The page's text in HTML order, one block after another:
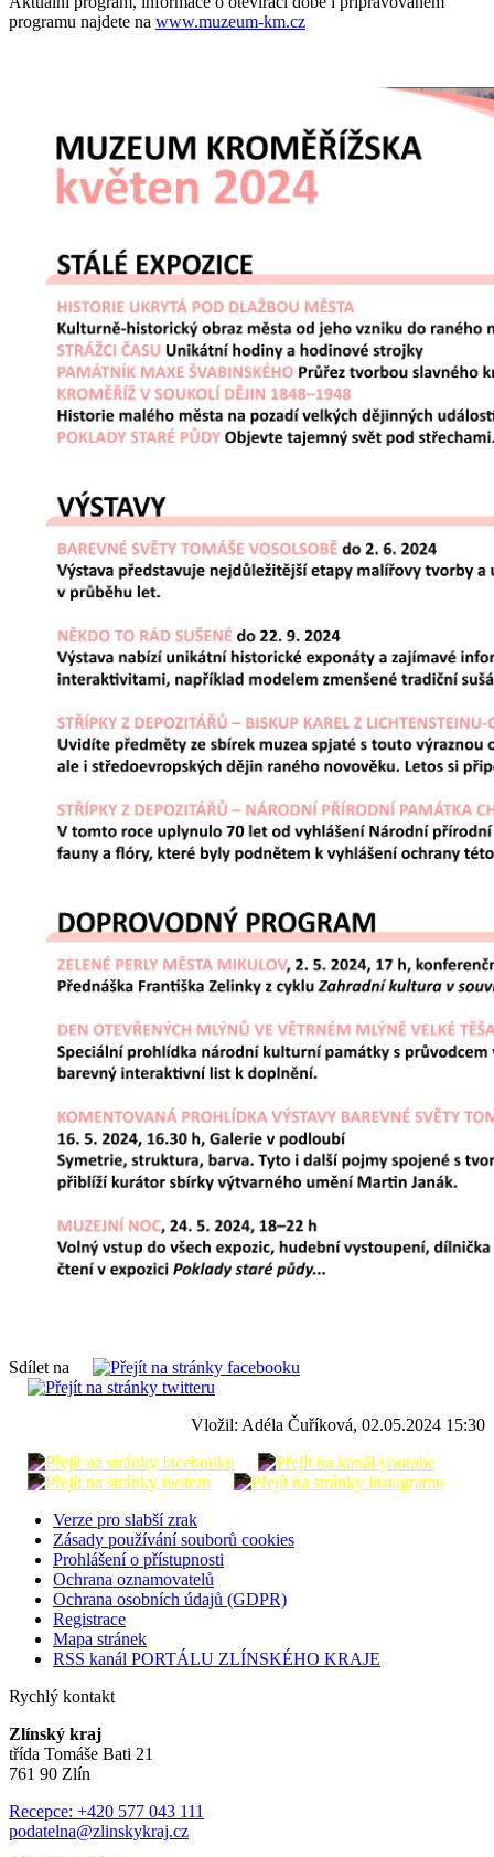
programu najdete na www.muzeum-km.cz
Sdílet na
Vložil: Adéla Čuříková, 02.05.2024 15:30
Verze pro slabší zrak
Zásady používání souborů cookies
Prohlášení o přístupnosti
Ochrana oznamovatelů
Ochrana osobních údajů (GDPR)
Registrace
Mapa stránek
RSS kanál PORTÁLU ZLÍNSKÉHO KRAJE
Rychlý kontakt
Zlínský kraj
třída Tomáše Bati 21
761 90 Zlín
Recepce: +420 577 043 111
podatelna@zlinskykraj.cz